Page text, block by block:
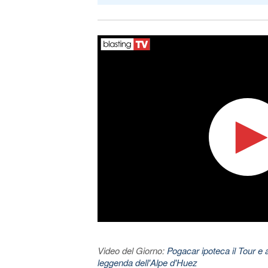
Video del Giorno: Pogacar ipoteca il Tour e
leggenda dell'Alpe d'Huez